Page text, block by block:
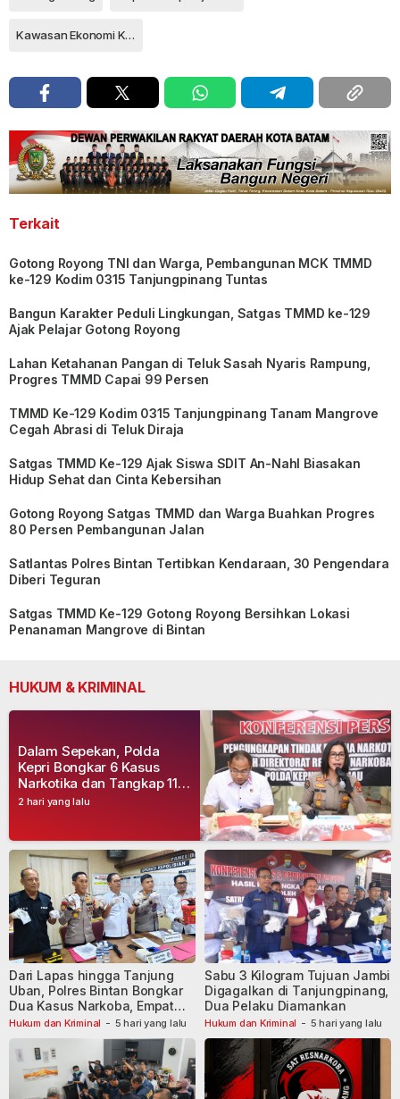
Kawasan Ekonomi Khusus
Terkait
Gotong Royong TNI dan Warga, Pembangunan MCK TMMD
ke-129 Kodim 0315 Tanjungpinang Tuntas
Bangun Karakter Peduli Lingkungan, Satgas TMMD ke-129
Ajak Pelajar Gotong Royong
Lahan Ketahanan Pangan di Teluk Sasah Nyaris Rampung,
Progres TMMD Capai 99 Persen
TMMD Ke-129 Kodim 0315 Tanjungpinang Tanam Mangrove
Cegah Abrasi di Teluk Diraja
Satgas TMMD Ke-129 Ajak Siswa SDIT An-Nahl Biasakan
Hidup Sehat dan Cinta Kebersihan
Gotong Royong Satgas TMMD dan Warga Buahkan Progres
80 Persen Pembangunan Jalan
Satlantas Polres Bintan Tertibkan Kendaraan, 30 Pengendara
Diberi Teguran
Satgas TMMD Ke-129 Gotong Royong Bersihkan Lokasi
Penanaman Mangrove di Bintan
HUKUM & KRIMINAL
2 hari yang lalu
Dalam Sepekan, Polda
Kepri Bongkar 6 Kasus
Narkotika dan Tangkap 11
Tersangka
Hukum dan Kriminal - 5 hari yang lalu
Dari Lapas hingga Tanjung
Uban, Polres Bintan Bongkar
Dua Kasus Narkoba, Empat
Tersangka Dibekuk
Hukum dan Kriminal - 5 hari yang lalu
Sabu 3 Kilogram Tujuan Jambi
Digagalkan di Tanjungpinang,
Dua Pelaku Diamankan